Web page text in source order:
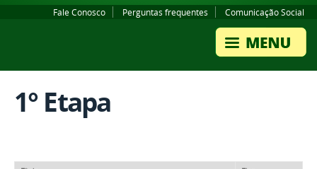
Fale Conosco Perguntas frequentes Comunicação Social
1° Etapa